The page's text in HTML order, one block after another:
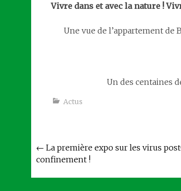
Vivre dans et avec la nature !
Une vue de l’appartement de
Un des centaines
Actus
Navigation
de
l'article
← La première expo sur les virus
confinement !